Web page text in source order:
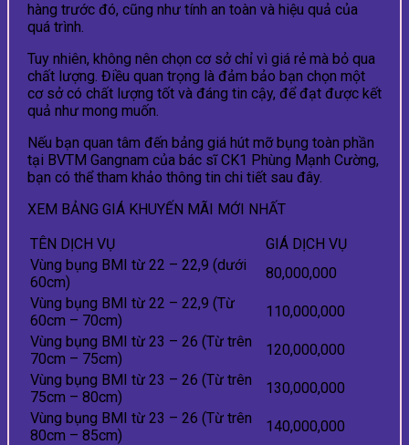
hàng trước đó, cũng như tính an toàn và hiệu quả của
quá trình.
Tuy nhiên, không nên chọn cơ sở chỉ vì giá rẻ mà bỏ qua
chất lượng. Điều quan trọng là đảm bảo bạn chọn một
cơ sở có chất lượng tốt và đáng tin cậy, để đạt được kết
quả như mong muốn.
Nếu bạn quan tâm đến bảng giá hút mỡ bụng toàn phần
tại BVTM Gangnam của bác sĩ CK1 Phùng Mạnh Cường,
bạn có thể tham khảo thông tin chi tiết sau đây.
XEM BẢNG GIÁ KHUYẾN MÃI MỚI NHẤT
TÊN DỊCH VỤ
GIÁ DỊCH VỤ
Vùng bụng BMI từ 22 – 22,9 (dưới
60cm)
80,000,000
Vùng bụng BMI từ 22 – 22,9 (Từ
60cm – 70cm)
110,000,000
Vùng bụng BMI từ 23 – 26 (Từ trên
70cm – 75cm)
120,000,000
Vùng bụng BMI từ 23 – 26 (Từ trên
75cm – 80cm)
130,000,000
Vùng bụng BMI từ 23 – 26 (Từ trên
80cm – 85cm)
140,000,000